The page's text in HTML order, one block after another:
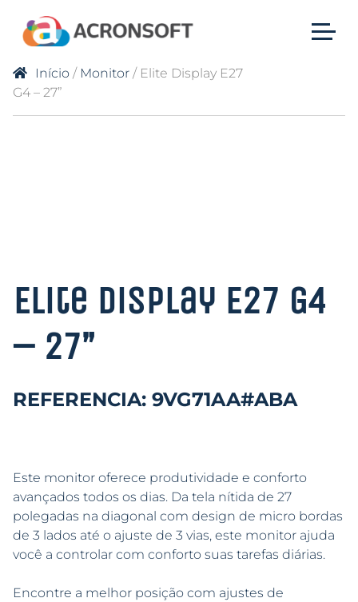
Início / Monitor / Elite Display E27
G4 – 27”
Elite Display E27 G4
– 27”
REFERENCIA: 9VG71AA#ABA
Este monitor oferece produtividade e conforto
avançados todos os dias. Da tela nítida de 27
polegadas na diagonal com design de micro bordas
de 3 lados até o ajuste de 3 vias, este monitor ajuda
você a controlar com conforto suas tarefas diárias.
Encontre a melhor posição com ajustes de